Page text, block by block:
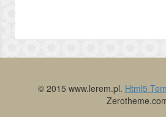
© 2015 www.lerem.pl. Html5